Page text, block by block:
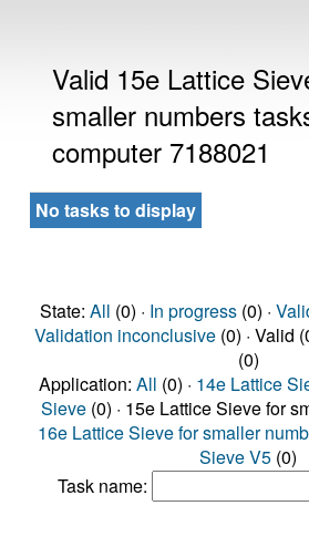
Valid 15e Lattice
smaller numbers
computer 7188021
No tasks to display
State: All (0) · In progress(0) ·
Validation inconclusive(0) · Valid
(0)
Application: All (0) · 14e Lattice
Sieve (0) · 15e Lattice Sieve for
16e Lattice Sieve for smaller
Sieve V5 (0)
Task name: